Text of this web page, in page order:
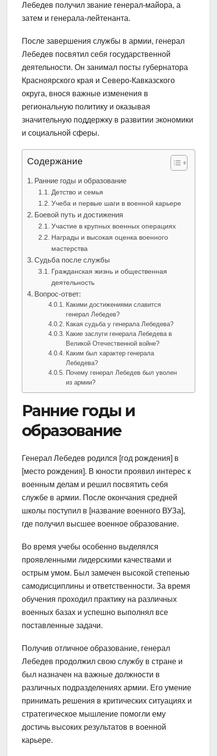
Лебедев получил звание генерал-майора, а
затем и генерала-лейтенанта.
После завершения службы в армии, генерал
Лебедев посвятил себя государственной
деятельности. Он занимал посты губернатора
Красноярского края и Северо-Кавказского
округа, внося важные изменения в
региональную политику и оказывая
значительную поддержку в развитии экономики
и социальной сферы.
Содержание
Ранние годы и образование
Детство и семья
Учеба и первые шаги в военной карьере
Боевой путь и достижения
Участие в крупных военных операциях
Награды и высокая оценка военного
мастерства
Судьба после службы
Гражданская жизнь и общественная
деятельность
Вопрос-ответ:
Какими достижениями славится
генерал Лебедев?
Какая судьба у генерала Лебедева?
Какие заслуги генерала Лебедева в
Великой Отечественной войне?
Каким был характер генерала
Лебедева?
Почему генерал Лебедев был уволен
из армии?
Ранние годы и
образование
Генерал Лебедев родился [год рождения] в
[место рождения]. В юности проявил интерес к
военным делам и решил посвятить себя
службе в армии. После окончания средней
школы поступил в [название военного ВУЗа],
где получил высшее военное образование.
Во время учебы особенно выделялся
проявленными лидерскими качествами и
острым умом. Был замечен высокой степенью
самодисциплины и ответственности. За время
обучения проходил практику на различных
военных базах и успешно выполнял все
поставленные задачи.
Получив отличное образование, генерал
Лебедев продолжил свою службу в стране и
был назначен на важные должности в
различных подразделениях армии. Его умение
принимать решения в критических ситуациях и
стратегическое мышление помогли ему
достичь высоких результатов в военной
карьере.